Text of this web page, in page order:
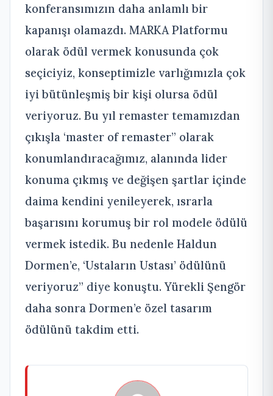
konferansımızın daha anlamlı bir
kapanışı olamazdı. MARKA Platformu
olarak ödül vermek konusunda çok
seçiciyiz, konseptimizle varlığımızla çok
iyi bütünleşmiş bir kişi olursa ödül
veriyoruz. Bu yıl remaster temamızdan
çıkışla ‘master of remaster” olarak
konumlandıracağımız, alanında lider
konuma çıkmış ve değişen şartlar içinde
daima kendini yenileyerek, ısrarla
başarısını korumuş bir rol modele ödülü
vermek istedik. Bu nedenle Haldun
Dormen’e, ‘Ustaların Ustası’ ödülünü
veriyoruz” diye konuştu. Yürekli Şengör
daha sonra Dormen’e özel tasarım
ödülünü takdim etti.